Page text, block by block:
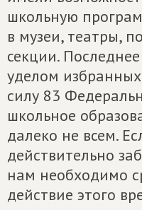
школьную
в музеи, театры,
секции.
уделом
силу 83
школьное
далеко не всем.
действительно
нам необходимо
действие этого